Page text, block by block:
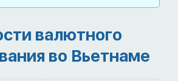
валютного
во Вьетнаме